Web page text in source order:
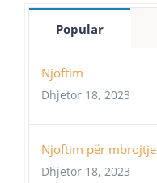
Popular
Njoftim
Dhjetor 18, 2023
Njoftim për
Dhjetor 18, 2023